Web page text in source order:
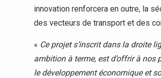
innovation renforcera en outre, la
des vecteurs de transport et des
« Ce projet s’inscrit dans la droite
ambition à terme, est d’offrir à
le développement économique et